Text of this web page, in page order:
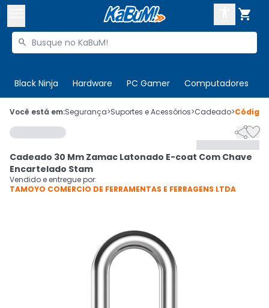

Buscar produtos

Black Ninja Hardware PC Gamer Computadores
 Olá. Acesse sua conta
 Departamentos
Cupons
Mais Vendidos
CADASTRE-SE
Você está em:Segurança>Suportes e Acessórios>Cadeado>Código

Cadeado 30 Mm Zamac Latonado E-coat Com Chave
Encartelado Stam
Vendido e entregue por:
TAMOYO COMERCIO DE FERRAMENTAS E FERRAGENS LTDA